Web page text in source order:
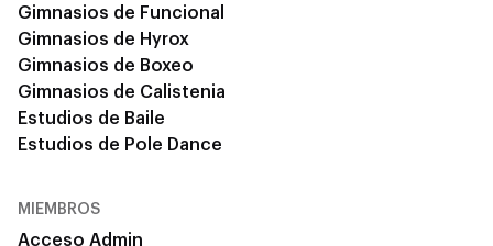
Gimnasios de Funcional
Gimnasios de Hyrox
Gimnasios de Boxeo
Gimnasios de Calistenia
Estudios de Baile
Estudios de Pole Dance
MIEMBROS
Acceso Admin